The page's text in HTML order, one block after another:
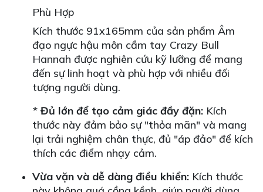
Phù Hợp
Kích thước 91x165mm của sản phẩm Âm
đạo ngực hậu môn cầm tay Crazy Bull
Hannah được nghiên cứu kỹ lưỡng để mang
đến sự linh hoạt và phù hợp với nhiều đối
tượng người dùng.
*Đủ lớn để tạo cảm giác đầy đặn: Kích
thước này đảm bảo sự "thỏa mãn" và mang
lại trải nghiệm chân thực, đủ "áp đảo" để kích
thích các điểm nhạy cảm.
Vừa vặn và dễ dàng điều khiển: Kích thước